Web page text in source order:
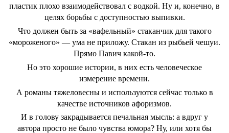
пластик плохо взаимодействовал с водкой. Ну и, конечно, в
целях борьбы с доступностью выпивки.
Что должен быть за «вафельный» стаканчик для такого
«мороженого» — ума не приложу. Стакан из рыбьей чешуи.
Прямо Павич какой-то.
Но это хорошие истории, в них есть человеческое
измерение времени.
А романы тяжеловесны и используются сейчас только в
качестве источников афоризмов.
И в голову закрадывается печальная мысль: а вдруг у
автора просто не было чувства юмора? Ну, или хотя бы